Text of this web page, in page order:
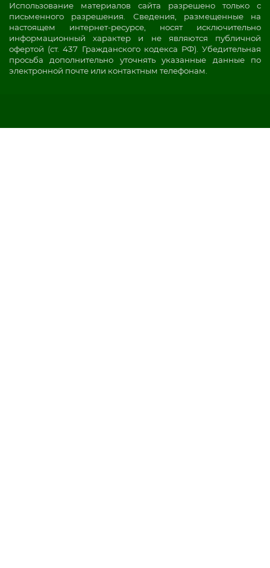
Использование материалов сайта разрешено только с
письменного разрешения. Сведения, размещенные на
настоящем интернет-ресурсе, носят исключительно
информационный характер и не являются публичной
офертой (ст. 437 Гражданского кодекса РФ). Убедительная
просьба дополнительно уточнять указанные данные по
электронной почте или контактным телефонам.